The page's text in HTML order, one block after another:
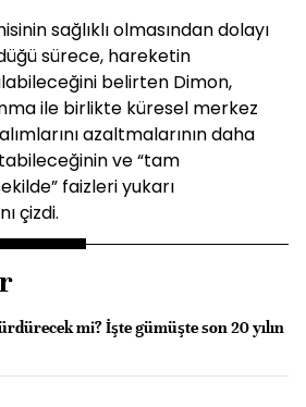
sağlıklı olmasından dolayı
sürece, hareketin
belirten Dimon,
ile birlikte küresel merkez
azaltmalarının daha
ve “tam
faizleri yukarı
çizdi.
mi? İşte gümüşte son 20 yılın